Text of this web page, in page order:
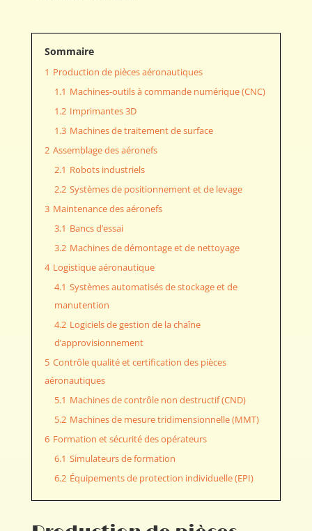
Sommaire
1 Production de pièces aéronautiques
1.1 Machines-outils à commande numérique (CNC)
1.2 Imprimantes 3D
1.3 Machines de traitement de surface
2 Assemblage des aéronefs
2.1 Robots industriels
2.2 Systèmes de positionnement et de levage
3 Maintenance des aéronefs
3.1 Bancs d’essai
3.2 Machines de démontage et de nettoyage
4 Logistique aéronautique
4.1 Systèmes automatisés de stockage et de
manutention
4.2 Logiciels de gestion de la chaîne
d’approvisionnement
5 Contrôle qualité et certification des pièces
aéronautiques
5.1 Machines de contrôle non destructif (CND)
5.2 Machines de mesure tridimensionnelle (MMT)
6 Formation et sécurité des opérateurs
6.1 Simulateurs de formation
6.2 Équipements de protection individuelle (EPI)